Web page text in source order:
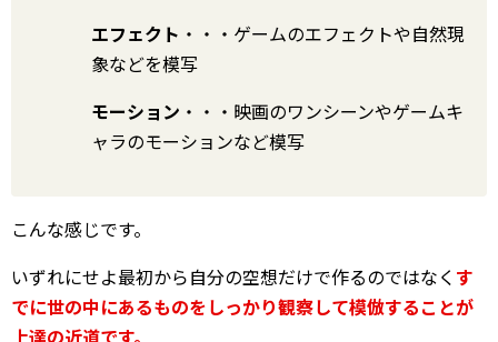
エフェクト ・・・ゲームのエフェクトや自然現
象などを模写
モーション ・・・映画のワンシーンやゲームキ
ャラのモーションなど模写
こんな感じです。
いずれにせよ最初から自分の空想だけで作るのではなく す
でに世の中にあるものをしっかり観察して模倣することが
上達の近道です。